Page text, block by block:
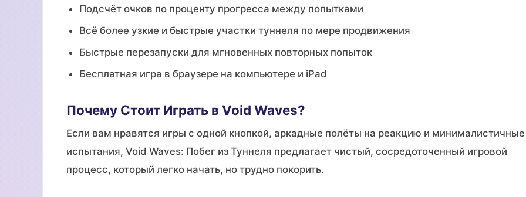
Подсчёт очков по проценту прогресса между попытками
Всё более узкие и быстрые участки туннеля по мере продвижения
Быстрые перезапуски для мгновенных повторных попыток
Бесплатная игра в браузере на компьютере и iPad
Почему Стоит Играть в Void Waves?
Если вам нравятся игры с одной кнопкой, аркадные полёты на реакцию и минималистичные
испытания, Void Waves: Побег из Туннеля предлагает чистый, сосредоточенный игровой
процесс, который легко начать, но трудно покорить.